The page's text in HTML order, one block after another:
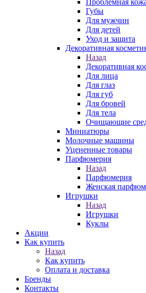
Проблемная
Губы
Для мужчин
Для детей
Уход и защита
Декоративная
Назад
Декоративная
Для лица
Для глаз
Для губ
Для бровей
Для тела
Очищающие
Миниатюры
Молочные машины
Уцененные товары
Парфюмерия
Назад
Парфюмерия
Женская
Игрушки
Назад
Игрушки
Куклы
Акции
Как купить
Назад
Как купить
Оплата и доставка
Бренды
Контакты